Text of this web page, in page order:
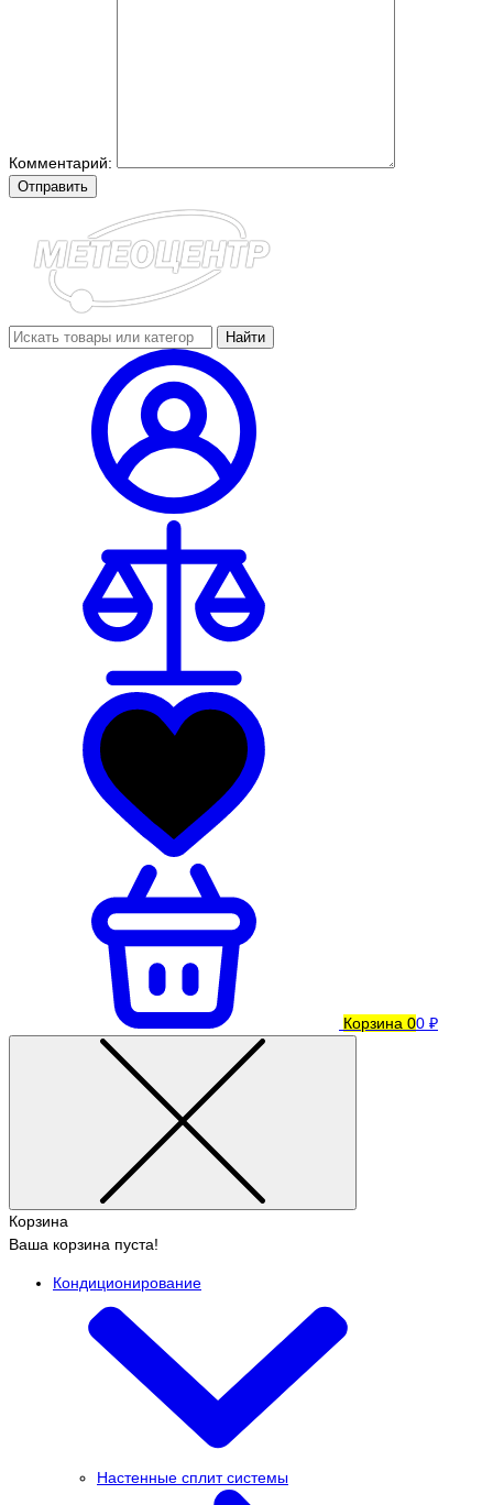
Комментарий:
Отправить
Найти
Корзина 00 ₽
Корзина
Ваша корзина пуста!
Кондиционирование
Настенные сплит системы